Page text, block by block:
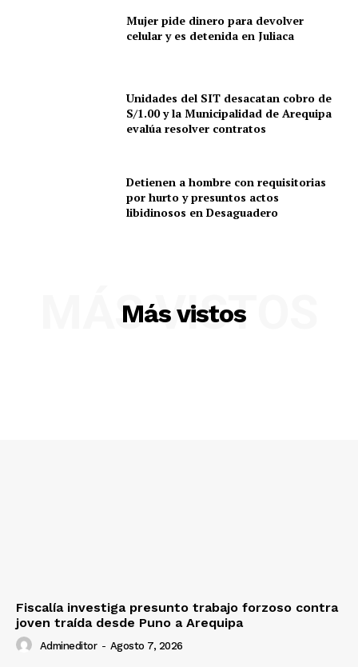
Mujer pide dinero para devolver
celular y es detenida en Juliaca
Unidades del SIT desacatan cobro de
S/1.00 y la Municipalidad de Arequipa
evalúa resolver contratos
Detienen a hombre con requisitorias
por hurto y presuntos actos
libidinosos en Desaguadero
Más vistos
MÁS VISTOS
Fiscalía investiga presunto trabajo forzoso contra
joven traída desde Puno a Arequipa
Admineditor - Agosto 7, 2026